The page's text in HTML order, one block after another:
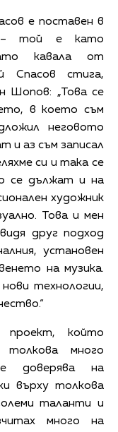
е поставен в
– той е като
кавала от
Спасов стига,
Шопов: „Това се
в което съм
неговото
и аз съм записал
си и така се
се дължат и на
художник
Това и мен
друг подход
установен
на музика.
технологии,
проект, който
много
доверява на
върху толкова
таланти и
много на